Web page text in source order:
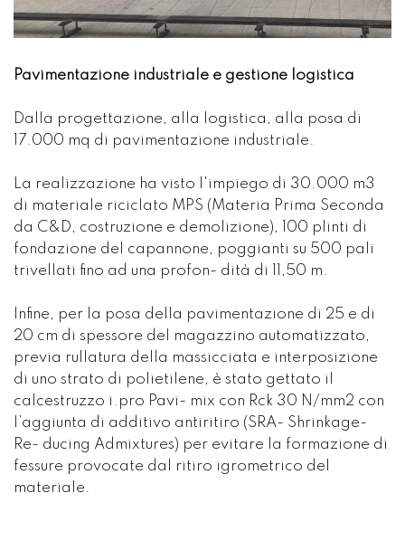
Pavimentazione industriale e gestione logistica
Dalla progettazione, alla logistica, alla posa di
17.000 mq di pavimentazione industriale.
La realizzazione ha visto l'impiego di 30.000 m3
di materiale riciclato MPS (Materia Prima Seconda
da C&D, costruzione e demolizione), 100 plinti di
fondazione del capannone, poggianti su 500 pali
trivellati fino ad una profon- dità di 11,50 m.
Infine, per la posa della pavimentazione di 25 e di
20 cm di spessore del magazzino automatizzato,
previa rullatura della massicciata e interposizione
di uno strato di polietilene, è stato gettato il
calcestruzzo i.pro Pavi- mix con Rck 30 N/mm2 con
l’aggiunta di additivo antiritiro (SRA- Shrinkage-
Re- ducing Admixtures) per evitare la formazione di
fessure provocate dal ritiro igrometrico del
materiale.